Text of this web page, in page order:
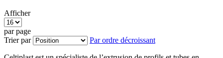
Afficher
par page
Trier par
Par ordre décroissant